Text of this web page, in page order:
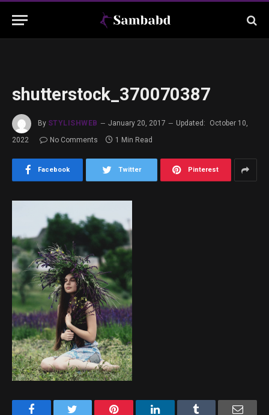
shutterstock_370070387
By STYLISHWEB January 20, 2017 Updated:
October 10,
2022
No Comments 1 Min Read
Facebook Twitter Pinterest
Facebook Pinterest LinkedIn Email